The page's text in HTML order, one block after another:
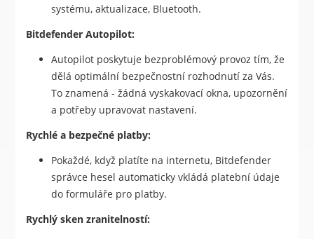
systému, aktualizace, Bluetooth.
Bitdefender Autopilot:
Autopilot poskytuje bezproblémový provoz tím, že
dělá optimální bezpečnostní rozhodnutí za Vás.
To znamená - žádná vyskakovací okna, upozornění
a potřeby upravovat nastavení.
Rychlé a bezpečné platby:
Pokaždé, když platíte na internetu, Bitdefender
správce hesel automaticky vkládá platební údaje
do formuláře pro platby.
Rychlý sken zranitelností: